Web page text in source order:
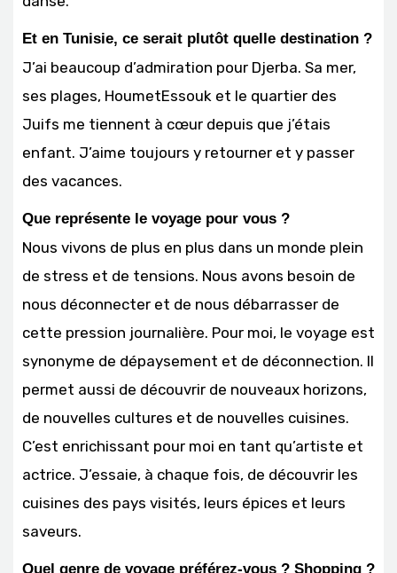
Et en Tunisie, ce serait plutôt quelle destination ?
J’ai beaucoup d’admiration pour Djerba. Sa mer,
ses plages, HoumetEssouk et le quartier des
Juifs me tiennent à cœur depuis que j’étais
enfant. J’aime toujours y retourner et y passer
des vacances.
Que représente le voyage pour vous ?
Nous vivons de plus en plus dans un monde plein
de stress et de tensions. Nous avons besoin de
nous déconnecter et de nous débarrasser de
cette pression journalière. Pour moi, le voyage est
synonyme de dépaysement et de déconnection. Il
permet aussi de découvrir de nouveaux horizons,
de nouvelles cultures et de nouvelles cuisines.
C’est enrichissant pour moi en tant qu’artiste et
actrice. J’essaie, à chaque fois, de découvrir les
cuisines des pays visités, leurs épices et leurs
saveurs.
Quel genre de voyage préférez-vous ? Shopping ?